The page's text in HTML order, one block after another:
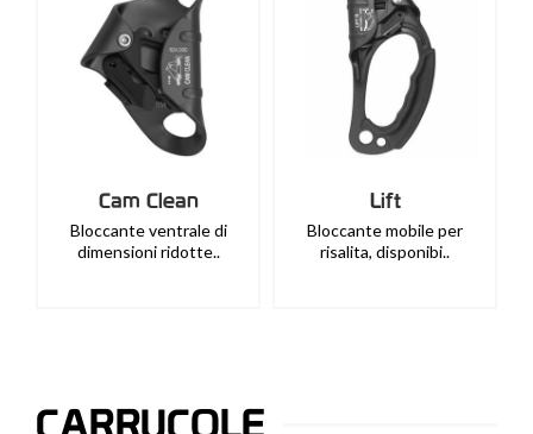
Cam Clean
Bloccante ventrale di
dimensioni ridotte..
Lift
Bloccante mobile per
risalita, disponibi..